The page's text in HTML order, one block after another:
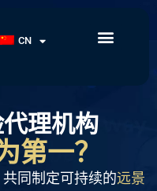
CN
理机构
第一？
共同制定可持续的远景